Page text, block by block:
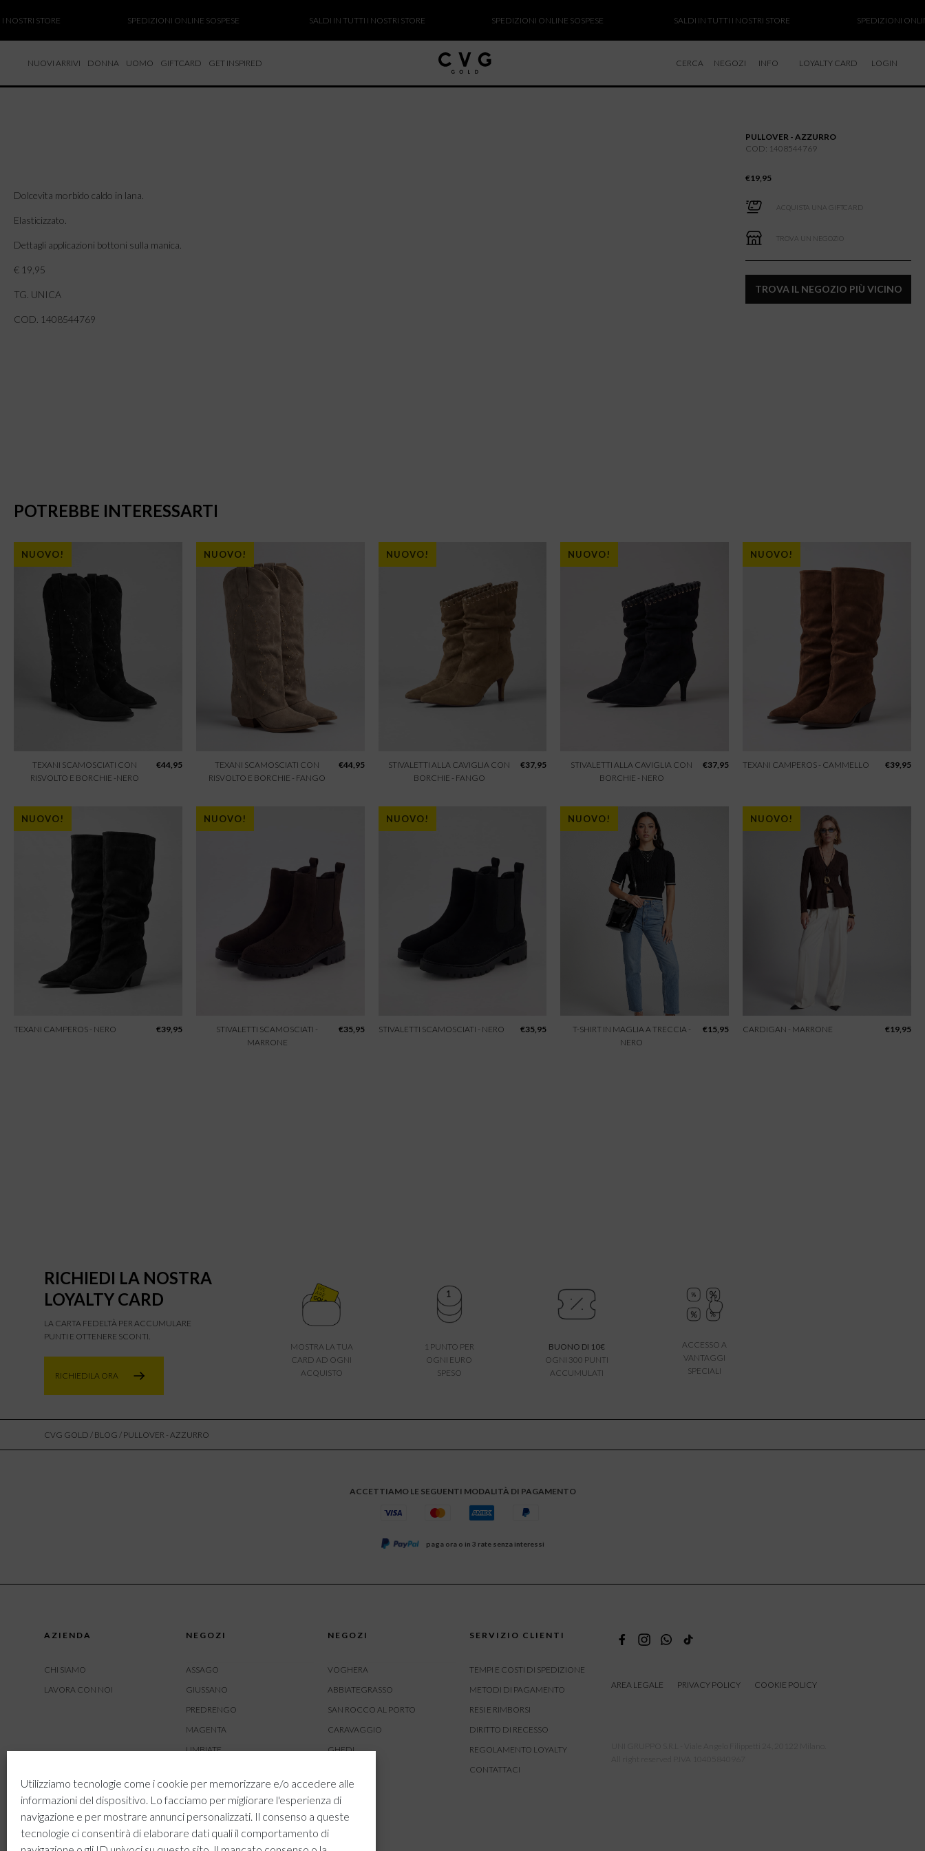
Utilizziamo tecnologie come i cookie per memorizzare e/o accedere alle
informazioni del dispositivo. Lo facciamo per migliorare l'esperienza di
navigazione e per mostrare annunci personalizzati. Il consenso a queste
tecnologie ci consentirà di elaborare dati quali il comportamento di
STORE SPEDIZIONI ONLINE SOSPESE SALDI IN TUTTI I NOSTRI STORE SPEDIZIONI ONLINE SOSPESE SALDI IN TUTTI I NOSTRI STORE SPEDIZIONI ONLINE
NUOVI ARRIVI DONNA UOMO GIFTCARD GET INSPIRED CERCA NEGOZI INFO
RESI E RIMBORSI
LOYALTY CARD LOGIN
ARRIVI
Dolcevita morbido caldo in lana.
Elasticizzato.
Dettagli applicazioni bottoni sulla manica.
€ 19,95
TG. UNICA
COD. 1408544769
PULLOVER - AZZURRO
COD: 1408544769
€19,95
ACQUISTA UNA GIFTCARD
TROVA UN NEGOZIO
TROVA IL NEGOZIO PIÙ VICINO
POTREBBE INTERESSARTI
NUOVO!
TEXANI SCAMOSCIATI CON
RISVOLTO E BORCHIE -NERO
€44,95
NUOVO!
TEXANI SCAMOSCIATI CON
RISVOLTO E BORCHIE - FANGO
€44,95
NUOVO!
STIVALETTI ALLA CAVIGLIA CON
BORCHIE - FANGO
€37,95
NUOVO!
STIVALETTI ALLA CAVIGLIA CON
BORCHIE - NERO
€37,95
NUOVO!
TEXANI CAMPEROS - CAMMELLO €39,95
NUOVO!
TEXANI CAMPEROS - NERO €39,95
NUOVO!
STIVALETTI SCAMOSCIATI -
MARRONE
€35,95
NUOVO!
STIVALETTI SCAMOSCIATI - NERO €35,95
NUOVO!
T-SHIRT IN MAGLIA A TRECCIA -
NERO
€15,95
NUOVO!
CARDIGAN - MARRONE €19,95
RICHIEDI LA NOSTRA
LOYALTY CARD
LA CARTA FEDELTÀ PER ACCUMULARE
PUNTI E OTTENERE SCONTI.
RICHIEDILA ORA
MOSTRA LA TUA
CARD AD OGNI
ACQUISTO
1 PUNTO PER
OGNI EURO
SPESO
BUONO DI 10€
OGNI 300 PUNTI
ACCUMULATI
ACCESSO A
VANTAGGI
SPECIALI
CVG GOLD / BLOG / PULLOVER - AZZURRO
ACCETTIAMO LE SEGUENTI MODALITÀ DI PAGAMENTO
paga ora o in 3 rate senza interessi
AZIENDA
CHI SIAMO
LAVORA CON NOI
NEGOZI
ASSAGO
GIUSSANO
PREDRENGO
MAGENTA
LIMBIATE
BUSNAGO
NEGOZI
VOGHERA
ABBIATEGRASSO
SAN ROCCO AL PORTO
CARAVAGGIO
GHEDI
CREMONA
SERVIZIO CLIENTI
TEMPI E COSTI DI SPEDIZIONE
METODI DI PAGAMENTO
RESI E RIMBORSI
DIRITTO DI RECESSO
REGOLAMENTO LOYALTY
CONTATTACI
AREA LEGALE PRIVACY POLICY COOKIE POLICY